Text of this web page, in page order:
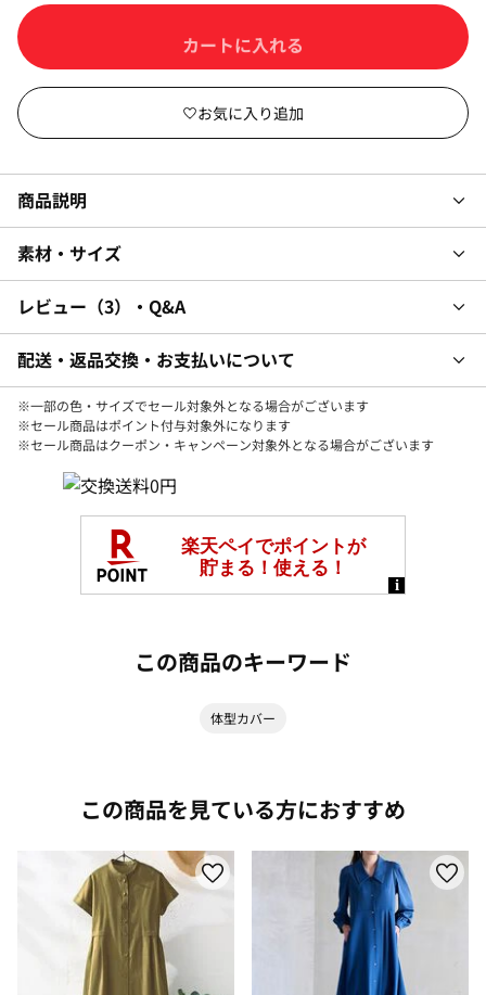
カートに入れる
商品説明
素材・サイズ
レビュー 3 ・Q&A
配送・返品交換・お支払いについて
※一部の色・サイズでセール対象外となる場合がございます
※セール商品はポイント付与対象外になります
※セール商品はクーポン・キャンペーン対象外となる場合がございます
この商品のキーワード
体型カバー
この商品を見ている方におすすめ